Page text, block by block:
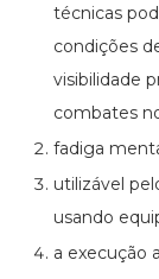
técnicas
condições
visibilidade
combates
fadiga
utilizável
usando
a execução